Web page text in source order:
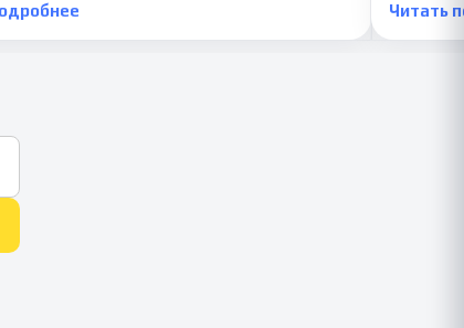
Читать